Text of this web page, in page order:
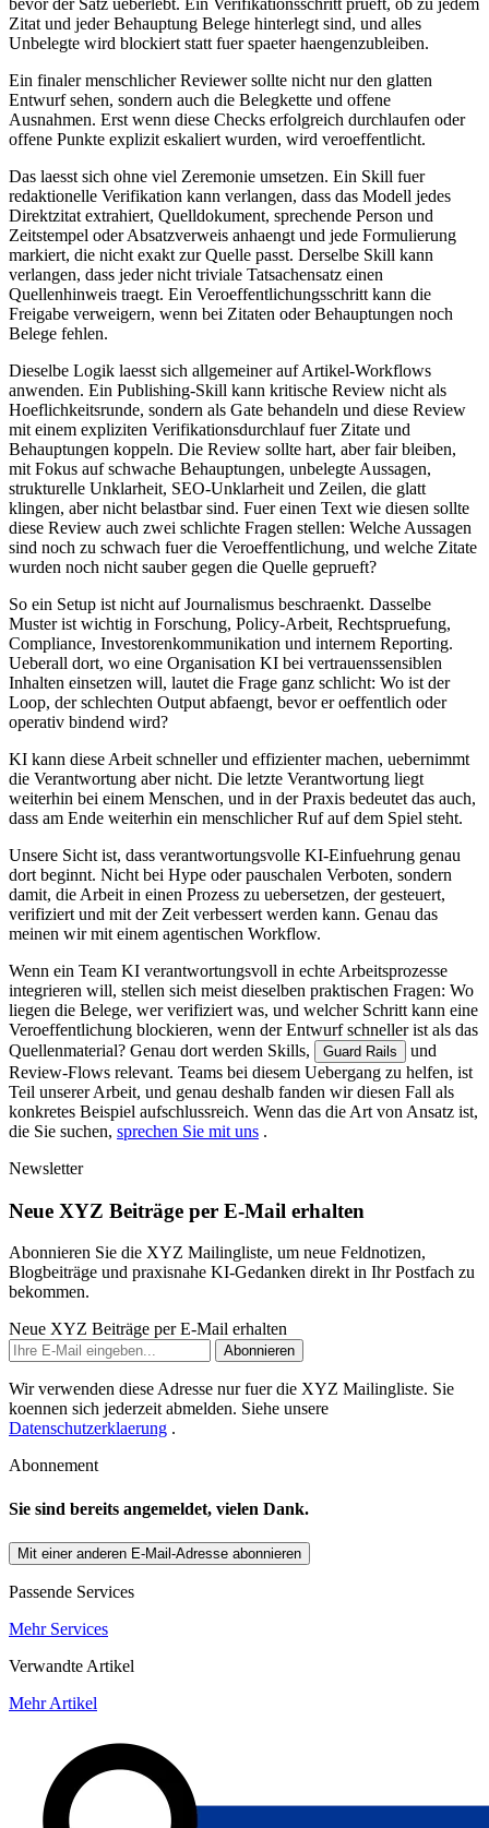
Zitat und jeder Behauptung Belege hinterlegt sind, und alles
Unbelegte wird blockiert statt fuer spaeter haengenzubleiben.
Ein finaler menschlicher Reviewer sollte nicht nur den glatten
Entwurf sehen, sondern auch die Belegkette und offene
Ausnahmen. Erst wenn diese Checks erfolgreich durchlaufen oder
offene Punkte explizit eskaliert wurden, wird veroeffentlicht.
Das laesst sich ohne viel Zeremonie umsetzen. Ein Skill fuer
redaktionelle Verifikation kann verlangen, dass das Modell jedes
Direktzitat extrahiert, Quelldokument, sprechende Person und
Zeitstempel oder Absatzverweis anhaengt und jede Formulierung
markiert, die nicht exakt zur Quelle passt. Derselbe Skill kann
verlangen, dass jeder nicht triviale Tatsachensatz einen
Quellenhinweis traegt. Ein Veroeffentlichungsschritt kann die
Freigabe verweigern, wenn bei Zitaten oder Behauptungen noch
Belege fehlen.
Dieselbe Logik laesst sich allgemeiner auf Artikel-Workflows
anwenden. Ein Publishing-Skill kann kritische Review nicht als
Hoeflichkeitsrunde, sondern als Gate behandeln und diese Review
mit einem expliziten Verifikationsdurchlauf fuer Zitate und
Behauptungen koppeln. Die Review sollte hart, aber fair bleiben,
mit Fokus auf schwache Behauptungen, unbelegte Aussagen,
strukturelle Unklarheit, SEO-Unklarheit und Zeilen, die glatt
klingen, aber nicht belastbar sind. Fuer einen Text wie diesen sollte
diese Review auch zwei schlichte Fragen stellen: Welche Aussagen
sind noch zu schwach fuer die Veroeffentlichung, und welche Zitate
wurden noch nicht sauber gegen die Quelle geprueft?
So ein Setup ist nicht auf Journalismus beschraenkt. Dasselbe
Muster ist wichtig in Forschung, Policy-Arbeit, Rechtspruefung,
Compliance, Investorenkommunikation und internem Reporting.
Ueberall dort, wo eine Organisation KI bei vertrauenssensiblen
Inhalten einsetzen will, lautet die Frage ganz schlicht: Wo ist der
Loop, der schlechten Output abfaengt, bevor er oeffentlich oder
operativ bindend wird?
KI kann diese Arbeit schneller und effizienter machen, uebernimmt
die Verantwortung aber nicht. Die letzte Verantwortung liegt
weiterhin bei einem Menschen, und in der Praxis bedeutet das auch,
dass am Ende weiterhin ein menschlicher Ruf auf dem Spiel steht.
Unsere Sicht ist, dass verantwortungsvolle KI-Einfuehrung genau
dort beginnt. Nicht bei Hype oder pauschalen Verboten, sondern
damit, die Arbeit in einen Prozess zu uebersetzen, der gesteuert,
verifiziert und mit der Zeit verbessert werden kann. Genau das
meinen wir mit einem agentischen Workflow.
Wenn ein Team KI verantwortungsvoll in echte Arbeitsprozesse
integrieren will, stellen sich meist dieselben praktischen Fragen: Wo
liegen die Belege, wer verifiziert was, und welcher Schritt kann eine
Veroeffentlichung blockieren, wenn der Entwurf schneller ist als das
Quellenmaterial? Genau dort werden Skills, Guard Rai s und
Review-Flows relevant. Teams bei diesem Uebergang zu helfen, ist
Teil unserer Arbeit, und genau deshalb fanden wir diesen Fall als
konkretes Beispiel aufschlussreich. Wenn das die Art von Ansatz ist,
die Sie suchen, sprechen Sie mit uns .
Newsletter
Neue XYZ Beiträge per E-Mail erhalten
Abonnieren Sie die XYZ Mailingliste, um neue Feldnotizen,
Blogbeiträge und praxisnahe KI-Gedanken direkt in Ihr Postfach zu
bekommen.
Neue XYZ Beiträge per E-Mail erhalten
Abonnieren
Wir verwenden diese Adresse nur fuer die XYZ Mailingliste. Sie
koennen sich jederzeit abmelden. Siehe unsere
Datenschutzerklaerung .
Abonnement
Sie sind bereits angemeldet, vielen Dank.
Mit einer anderen E-Mail-Adresse abonnieren
Passende Services
Mehr Services
Verwandte Artikel
Mehr Artikel